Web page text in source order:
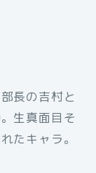
長の吉村と
生真面目そ
たキャラ。